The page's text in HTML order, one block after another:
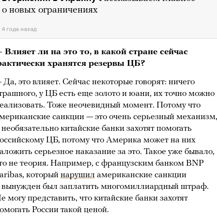
о новых ограничениях
4 года назад
Влияет ли на это то, в какой стране сейчас
хранятся резервы ЦБ?
это влияет. Сейчас некоторые говорят: ничего
у ЦБ есть еще золото и юани, их точно можно
Тоже неочевидный момент. Потому что
санкции — это очень серьезный
китайские банки захотят помогать
ЦБ, потому что Америка может на них
серьезное наказание за это. Такое уже бывало,
не теория. Например, с французским банком BNP
который нарушил американские санкции
вынужден был заплатить многомиллиардный штраф.
могу представить, что китайские банки захотят
России такой ценой.